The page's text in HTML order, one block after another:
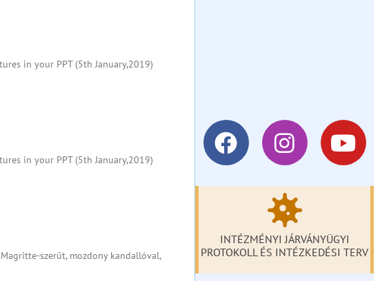
in your PPT (5th January,2019)
in your PPT (5th January,2019)
szerűt, mozdony kandallóval,
INTÉZMÉNYI JÁRVÁNYÜGYI
PROTOKOLL ÉS INTÉZKEDÉSI TERV